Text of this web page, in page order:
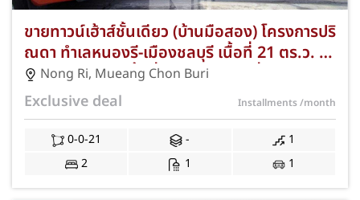
ขายทาวน์เฮ้าส์ชั้นเดียว (บ้านมือสอง) โครงการปริ
ณดา ทำเลหนองรี-เมืองชลบุรี เนื้อที่ 21 ตร.ว. 2
ห้องนอน 1 ห้องน้ำ ที่จอดรถ 1 คัน เชื่อมต่อถนน
สายชลบุรี-บ้านบึง (344) และถนนเลี่ยงเมือง
ชลบุรี ใกล้เซ็นทรัล ชลบุรี และบิ๊กซี ชลบุรี พร้อม
ฟรีค่าธรรมเนียมการโอนและค่าจดจำนอง JS-412
Nong Ri, Mueang Chon Buri
Exclusive deal Installments/month
0-0-21 -
1
2
1 1